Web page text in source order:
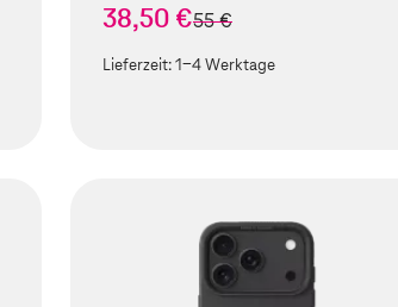
38,50 €statt
55 €
Lieferzeit:1-4 Werktage